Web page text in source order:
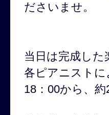
ださいませ。
当日は完成し
各ピアニスト
18：00から、